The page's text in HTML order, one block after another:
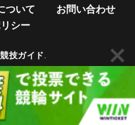
ついて
お問い合わせ
シー
技ガイド.
メニュー TOPへ